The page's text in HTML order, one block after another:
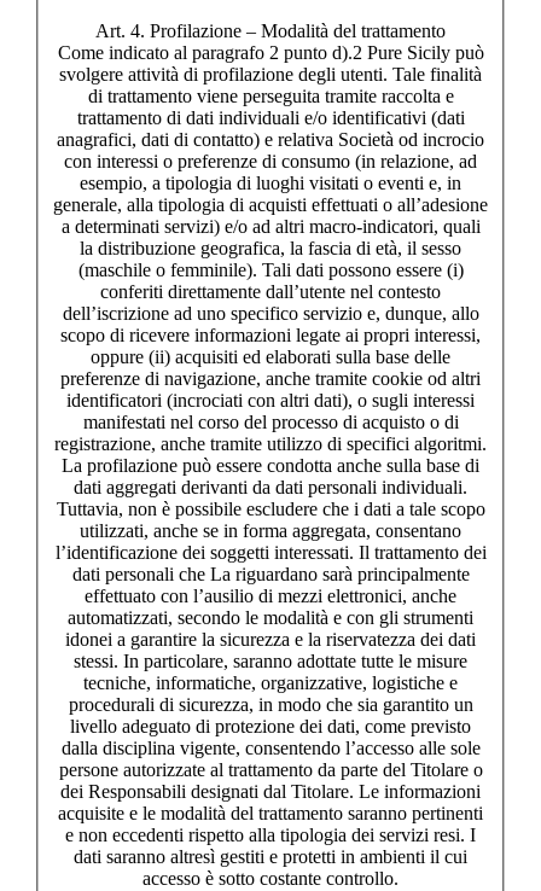
Art. 4. Profilazione – Modalità del trattamento
Come indicato al paragrafo 2 punto d).2 Pure Sicily può
svolgere attività di profilazione degli utenti. Tale finalità
di trattamento viene perseguita tramite raccolta e
trattamento di dati individuali e/o identificativi (dati
anagrafici, dati di contatto) e relativa Società od incrocio
con interessi o preferenze di consumo (in relazione, ad
esempio, a tipologia di luoghi visitati o eventi e, in
generale, alla tipologia di acquisti effettuati o all’adesione
a determinati servizi) e/o ad altri macro-indicatori, quali
la distribuzione geografica, la fascia di età, il sesso
(maschile o femminile). Tali dati possono essere (i)
conferiti direttamente dall’utente nel contesto
dell’iscrizione ad uno specifico servizio e, dunque, allo
scopo di ricevere informazioni legate ai propri interessi,
oppure (ii) acquisiti ed elaborati sulla base delle
preferenze di navigazione, anche tramite cookie od altri
identificatori (incrociati con altri dati), o sugli interessi
manifestati nel corso del processo di acquisto o di
registrazione, anche tramite utilizzo di specifici algoritmi.
La profilazione può essere condotta anche sulla base di
dati aggregati derivanti da dati personali individuali.
Tuttavia, non è possibile escludere che i dati a tale scopo
utilizzati, anche se in forma aggregata, consentano
l’identificazione dei soggetti interessati. Il trattamento dei
dati personali che La riguardano sarà principalmente
effettuato con l’ausilio di mezzi elettronici, anche
automatizzati, secondo le modalità e con gli strumenti
idonei a garantire la sicurezza e la riservatezza dei dati
stessi. In particolare, saranno adottate tutte le misure
tecniche, informatiche, organizzative, logistiche e
procedurali di sicurezza, in modo che sia garantito un
livello adeguato di protezione dei dati, come previsto
dalla disciplina vigente, consentendo l’accesso alle sole
persone autorizzate al trattamento da parte del Titolare o
dei Responsabili designati dal Titolare. Le informazioni
acquisite e le modalità del trattamento saranno pertinenti
e non eccedenti rispetto alla tipologia dei servizi resi. I
dati saranno altresì gestiti e protetti in ambienti il cui
accesso è sotto costante controllo.